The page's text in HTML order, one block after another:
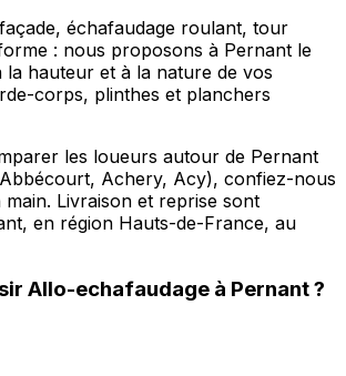
échafaudage roulant, tour
: nous proposons à Pernant le
la hauteur et à la nature de vos
corps, plinthes et planchers
les loueurs autour de Pernant
Achery, Acy), confiez-nous
Livraison et reprise sont
en région Hauts-de-France, au
Allo-echafaudage à Pernant?